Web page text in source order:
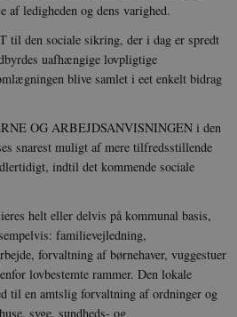
af ledigheden og dens varighed.
den sociale sikring, der i dag er spredt
uafhængige lovpligtige
blive samlet i eet enkelt bidrag
OG ARBEJDSANVISNINGEN i den
snarest muligt af mere tilfredsstillende
indtil det kommende sociale
helt eller delvis på kommunal basis,
familievejledning,
forvaltning af børnehaver, vuggestuer
lovbestemte rammer. Den lokale
til en amtslig forvaltning af ordninger og
syge, sundheds- og